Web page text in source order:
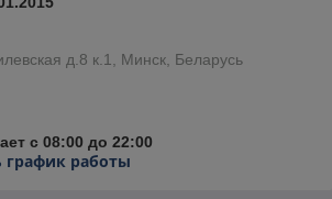
д.8 к.1, Минск, Беларусь
с 08:00 до 22:00
график работы